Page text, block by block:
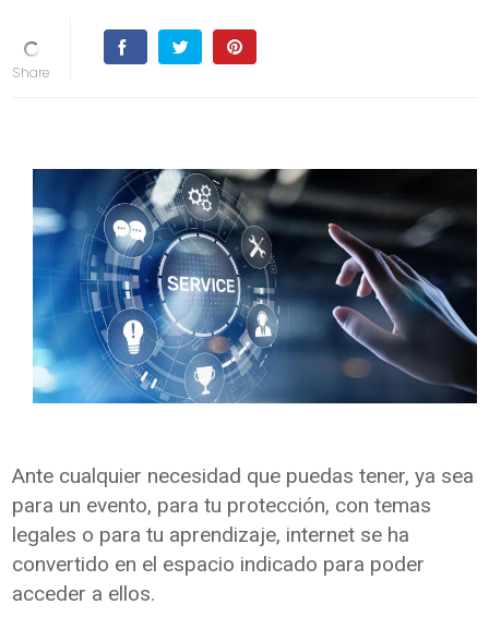
Ante cualquier necesidad que puedas tener, ya sea
para un evento, para tu protección, con temas
legales o para tu aprendizaje, internet se ha
convertido en el espacio indicado para poder
acceder a ellos.